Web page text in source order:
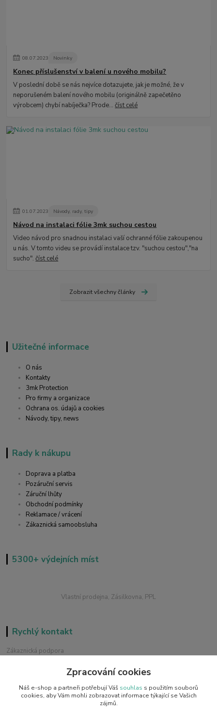
08.07.2023 Novinky
Konec příslušenství v balení u nového mobilu?
V poslední době se nás nejvíce dotazujete, jak je možné, že v
neporušeném balení nového mobilu (originálně zapečetěno
výrobcem) chybí nabíječka? Prode...číst celé
01.07.2023 Návody, rady, tipy
Návod na instalaci fólie 3mk suchou cestou
Video návod pro snadnou instalaci vaší ochranné fólie zakoupenou
u nás. V tomto videu se provádí instalace tzv. "suchou cestou","na
sucho".číst celé
Zobrazit všechny články
Užitečné informace
O nás
Kontakty
3mk Protection
Pro firmy a organizace
Ochrana os. údajů a cookies
Návody, tipy, news
Rady k nákupu
Doprava a platba
Pozáruční servis
Záruční lhůty
Obchodní podmínky
Reklamace / vrácení
Zákaznická samoobsluha
5300+ výdejních míst
Vlastní prodejna, Zásilkovna, PPL
Rychlý kontakt
Zákaznická podpora
Chat / Online podpora - 24/7
info@emobilky.cz
Zpracování cookies
Náš e-shop a partneři potřebují Váš souhlas s použitím souborů
cookies, aby Vám mohli zobrazovat informace týkající se Vašich
zájmů.